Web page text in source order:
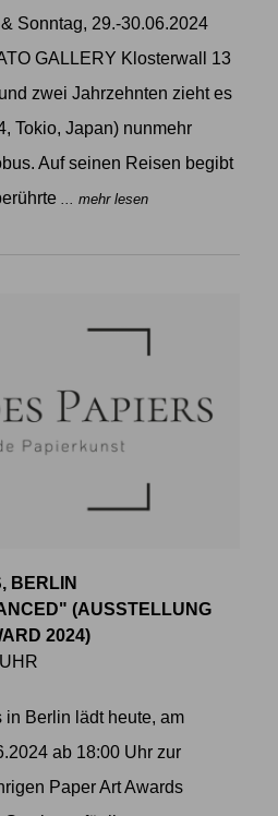
Sonntag, 29.-30.06.2024
GALLERY Klosterwall 13
zwei Jahrzehnten zieht es
Tokio, Japan) nunmehr
Auf seinen Reisen begibt
... mehr lesen
BERLIN
(AUSSTELLUNG
2024)
in Berlin lädt heute, am
ab 18:00 Uhr zur
Paper Art Awards